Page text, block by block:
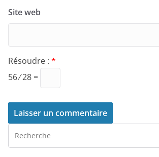
Site web
Résoudre : *
56 ⁄ 28 =